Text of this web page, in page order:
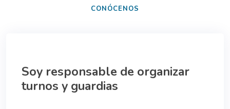
CONÓCENOS
Soy responsable de organizar
turnos y guardias